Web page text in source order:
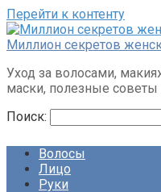
Перейти к контенту
Миллион секретов
Уход за волосами,
маски, полезные советы
Поиск:
Волосы
Лицо
Руки